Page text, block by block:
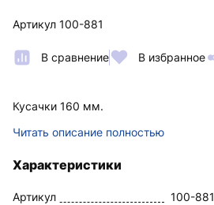
Артикул 100-881
В сравнение В избранное
Кусачки 160 мм.
Читать описание полностью
Характеристики
Артикул
100-881